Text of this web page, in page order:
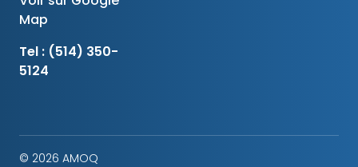
Map
Tel : (514) 350-
5124
© 2026 AMOQ